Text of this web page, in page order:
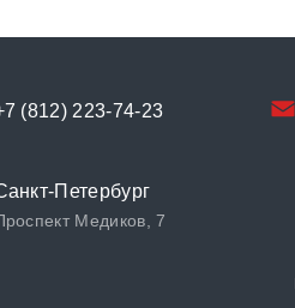
(812) 223-74-23
Петербург
Медиков, 7